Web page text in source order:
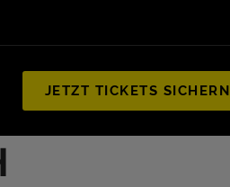
JETZT TICKETS SICHERN